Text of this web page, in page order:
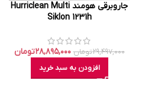
جاروبرقی هومند Hurriclean Multi
Siklon 1231h
۲۹,۴۹۷,۰۰۰تومان ۲۸,۸۹۵,۰۰۰تومان
افزودن به سبد خرید